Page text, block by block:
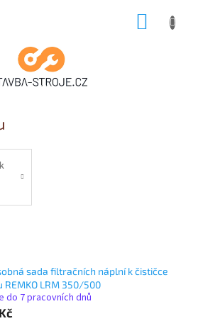
sada filtračních náplní k čističce
REMKO LRM 350/500
do 7 pracovních dnů